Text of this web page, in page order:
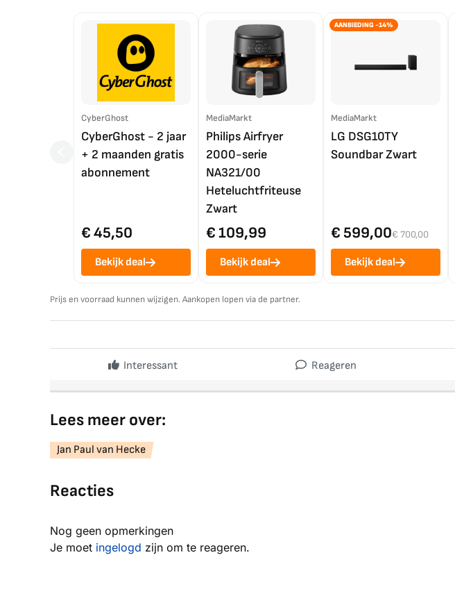
CyberGhost
CyberGhost - 2 jaar
+ 2 maanden gratis
abonnement
€ 45,50
Bekijk deal
MediaMarkt
Philips Airfryer
2000-serie
NA321/00
Heteluchtfriteuse
Zwart
€ 109,99
Bekijk deal
AANBIEDING -14%
MediaMarkt
LG DSG10TY
Soundbar Zwart
€ 599,00€ 700,00
Bekijk deal
Prijs en voorraad kunnen wijzigen. Aankopen lopen via de partner.
Interessant Reageren
Lees meer over:
Jan Paul van Hecke
Reacties
Nog geen opmerkingen
Je moet ingelogd zijn om te reageren.